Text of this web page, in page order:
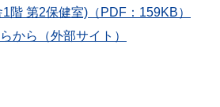
階 第2保健室)（PDF：159KB）
から（外部サイト）